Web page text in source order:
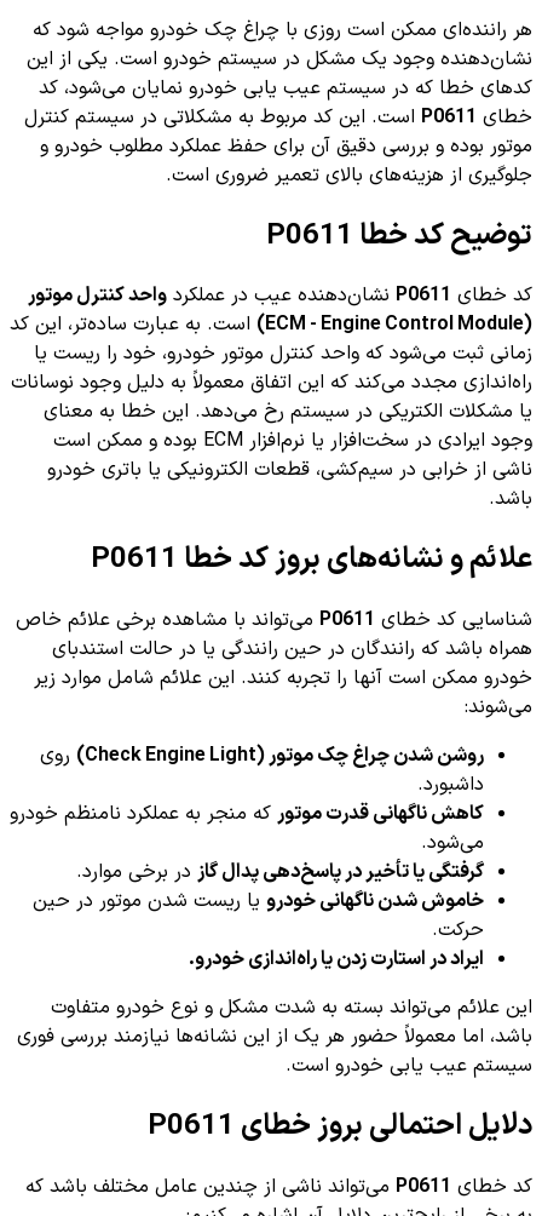
هر راننده‌ای ممکن است روزی با چراغ چک خودرو مواجه شود که
نشان‌دهنده وجود یک مشکل در سیستم خودرو است. یکی از این
کدهای خطا که در سیستم عیب یابی خودرو نمایان می‌شود، کد
خطای P0611 است. این کد مربوط به مشکلاتی در سیستم کنترل
موتور بوده و بررسی دقیق آن برای حفظ عملکرد مطلوب خودرو و
جلوگیری از هزینه‌های بالای تعمیر ضروری است.
توضیح کد خطا P0611
کد خطای P0611 نشان‌دهنده عیب در عملکرد واحد کنترل موتور
(ECM - Engine Control Module)
است. به عبارت ساده‌تر، این کد
زمانی ثبت می‌شود که واحد کنترل موتور خودرو، خود را ریست یا
راه‌اندازی مجدد می‌کند که این اتفاق معمولاً به دلیل وجود نوسانات
یا مشکلات الکتریکی در سیستم رخ می‌دهد. این خطا به معنای
وجود ایرادی در سخت‌افزار یا نرم‌افزار ECM بوده و ممکن است
ناشی از خرابی در سیم‌کشی، قطعات الکترونیکی یا باتری خودرو
باشد.
علائم و نشانه‌های بروز کد خطا P0611
شناسایی کد خطای P0611 می‌تواند با مشاهده برخی علائم خاص
همراه باشد که رانندگان در حین رانندگی یا در حالت استندبای
خودرو ممکن است آنها را تجربه کنند. این علائم شامل موارد زیر
می‌شوند:
روشن شدن چراغ چک موتور (Check Engine Light)
روی
داشبورد.
کاهش ناگهانی قدرت موتور که منجر به عملکرد نامنظم خودرو
می‌شود.
گرفتگی یا تأخیر در پاسخ‌دهی پدال گاز در برخی موارد.
خاموش شدن ناگهانی خودرو یا ریست شدن موتور در حین
حرکت.
ایراد در استارت زدن یا راه‌اندازی خودرو.
این علائم می‌تواند بسته به شدت مشکل و نوع خودرو متفاوت
باشد، اما معمولاً حضور هر یک از این نشانه‌ها نیازمند بررسی فوری
سیستم عیب یابی خودرو است.
دلایل احتمالی بروز خطای P0611
کد خطای P0611 می‌تواند ناشی از چندین عامل مختلف باشد که